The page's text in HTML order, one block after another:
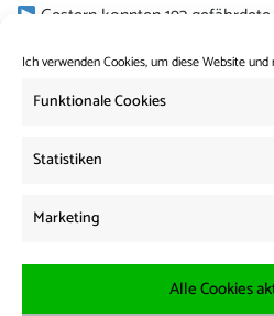
Ich verwenden Cookies, um diese Website
Funktionale Cookies
Statistiken
Marketing
Alle Cookies
Gestern konnten 193
Die Zeit berichtet
Beitrags-
Navigation
Vorheriger
News from the Borders 02.12.2025
Weiter:
News from the Borders